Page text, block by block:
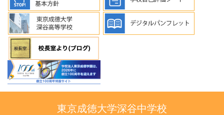
東京成徳大学深谷中学校